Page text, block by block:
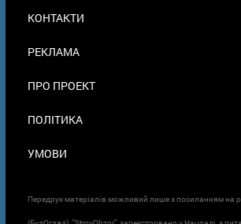
В
КОНТАКТИ
РЕКЛАМА
ПРО ПРОЕКТ
ПОЛІТИКА
УМОВИ
Передрук матеріалів можливий лише з посиланням на